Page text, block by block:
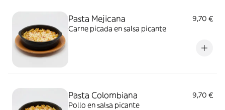
Pasta Mejicana
9,70 €
Carne picada en salsa picante
Pasta Colombiana
9,70 €
Pollo en salsa picante